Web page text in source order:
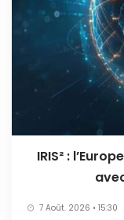
IRIS² :
7 Août. 2026 • 15:30